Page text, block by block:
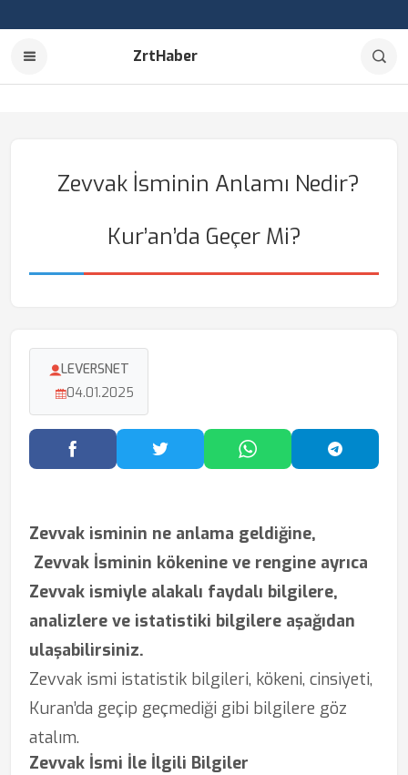
ZrtHaber
Zevvak İsminin Anlamı Nedir?
Kur’an’da Geçer Mi?
LEVERSNET
04.01.2025
Facebook'ta PaylaşTwitter'da PaylaşWhatsApp'ta Paylaş
Zevvak isminin ne anlama geldiğine,
Zevvak İsminin kökenine ve rengine ayrıca
Zevvak ismiyle alakalı faydalı bilgilere,
analizlere ve istatistiki bilgilere aşağıdan
ulaşabilirsiniz.
Zevvak ismi istatistik bilgileri, kökeni, cinsiyeti,
Kuran’da geçip geçmediği gibi bilgilere göz
atalım.
Zevvak İsmi İle İlgili Bilgiler